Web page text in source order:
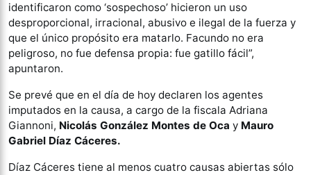
identificaron como ‘sospechoso’ hicieron un uso
desproporcional, irracional, abusivo e ilegal de la fuerza y
que el único propósito era matarlo. Facundo no era
peligroso, no fue defensa propia: fue gatillo fácil”,
apuntaron.
Se prevé que en el día de hoy declaren los agentes
imputados en la causa, a cargo de la fiscala Adriana
Giannoni, Nicolás González Montes de Oca y Mauro
Gabriel Díaz Cáceres.
Díaz Cáceres tiene al menos cuatro causas abiertas sólo